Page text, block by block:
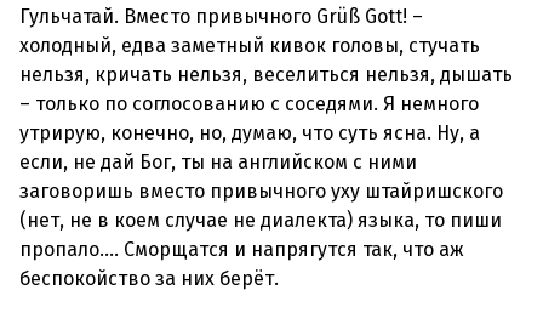
Гульчатай. Вместо привычного Grüß Gott! –
холодный, едва заметный кивок головы, стучать
нельзя, кричать нельзя, веселиться нельзя, дышать
– только по соглосованию с соседями. Я немного
утрирую, конечно, но, думаю, что суть ясна. Ну, а
если, не дай Бог, ты на английском с ними
заговоришь вместо привычного уху штайришского
(нет, не в коем случае не диалекта) языка, то пиши
пропало.... Сморщатся и напрягутся так, что аж
беспокойство за них берёт.